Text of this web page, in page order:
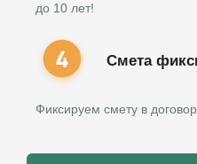
до 10 лет!
Смета
Фиксируем смету в